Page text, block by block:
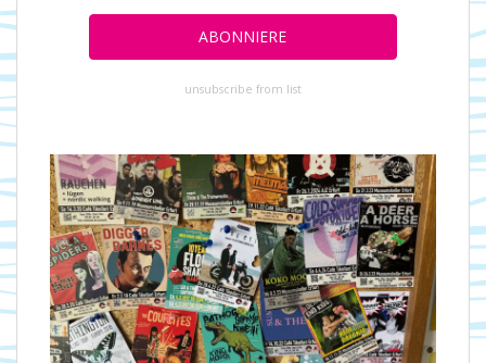
unsubscribe from list